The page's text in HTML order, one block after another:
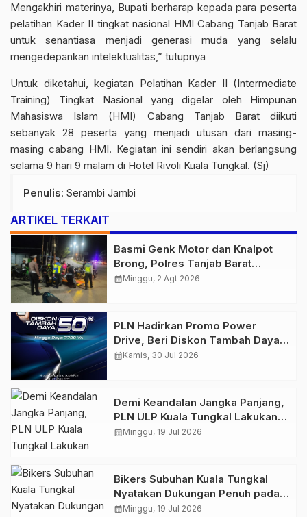
Mengakhiri materinya, Bupati berharap kepada para peserta
pelatihan Kader II tingkat nasional HMI Cabang Tanjab Barat
untuk senantiasa menjadi generasi muda yang selalu
mengedepankan intelektualitas,” tutupnya
Untuk diketahui, kegiatan Pelatihan Kader II (Intermediate
Training) Tingkat Nasional yang digelar oleh Himpunan
Mahasiswa Islam (HMI) Cabang Tanjab Barat diikuti
sebanyak 28 peserta yang menjadi utusan dari masing-
masing cabang HMI. Kegiatan ini sendiri akan berlangsung
selama 9 hari 9 malam di Hotel Rivoli Kuala Tungkal. (Sj)
Penulis: Serambi Jambi
ARTIKEL TERKAIT
Basmi Genk Motor dan Knalpot
Brong, Polres Tanjab Barat
Amankan Belasan Kendaraan
calendar_monthMinggu, 2 Agt 2026
PLN Hadirkan Promo Power
Drive, Beri Diskon Tambah Daya
50% di Ajang GIIAS 2026
calendar_monthKamis, 30 Jul 2026
Demi Keandalan Jangka Panjang,
PLN ULP Kuala Tungkal Lakukan
Pemeliharaan Jaringan Berkala
calendar_monthMinggu, 19 Jul 2026
Bikers Subuhan Kuala Tungkal
Nyatakan Dukungan Penuh pada
Polres Tanjab Barat Berantas
calendar_monthMinggu, 19 Jul 2026